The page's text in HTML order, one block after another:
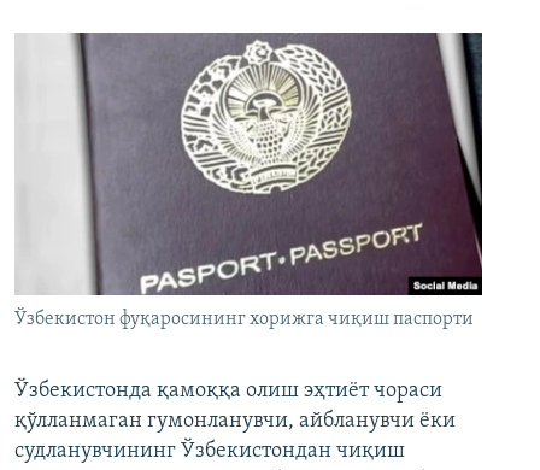
Ўзбекистон фуқаросининг хорижга чиқиш паспорти
Ўзбекистонда қамоққа олиш эҳтиёт чораси
қўлланмаган гумонланувчи, айбланувчи ёки
судланувчининг Ўзбекистондан чиқиш